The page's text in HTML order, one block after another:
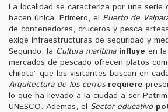
La localidad se caracteriza por una serie
hacen única. Primero, el Puerto de
de contenedores, cruceros y pesca
exige infraestructuras de seguridad y
Segundo, la Cultura marítima influye en
mercados de pescado ofrecen platos
chilota” que los visitantes buscan en
Arquitectura de los cerros requiere
lo que ha llevado a la ciudad a ser
UNESCO. Además, el Sector educativo